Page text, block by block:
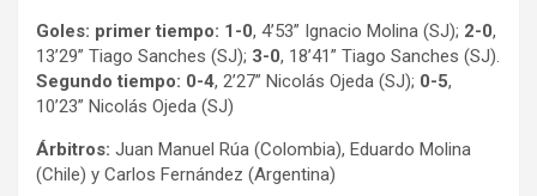
Goles: primer tiempo: 1-0, 4’53” Ignacio Molina (SJ); 2-0,
13’29” Tiago Sanches (SJ); 3-0, 18’41” Tiago Sanches (SJ).
Segundo tiempo: 0-4, 2’27” Nicolás Ojeda (SJ); 0-5,
10’23” Nicolás Ojeda (SJ)
Árbitros: Juan Manuel Rúa (Colombia), Eduardo Molina
(Chile) y Carlos Fernández (Argentina)